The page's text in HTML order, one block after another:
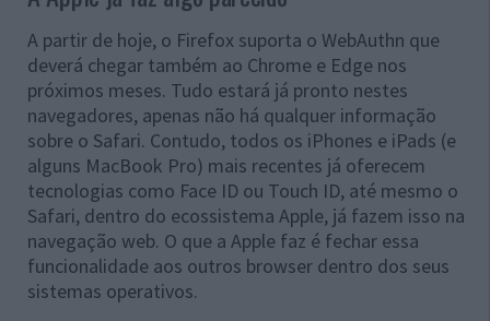
A partir de hoje, o Firefox suporta o WebAuthn que
deverá chegar também ao Chrome e Edge nos
próximos meses. Tudo estará já pronto nestes
navegadores, apenas não há qualquer informação
sobre o Safari. Contudo, todos os iPhones e iPads (e
alguns MacBook Pro) mais recentes já oferecem
tecnologias como Face ID ou Touch ID, até mesmo o
Safari, dentro do ecossistema Apple, já fazem isso na
navegação web. O que a Apple faz é fechar essa
funcionalidade aos outros browser dentro dos seus
sistemas operativos.